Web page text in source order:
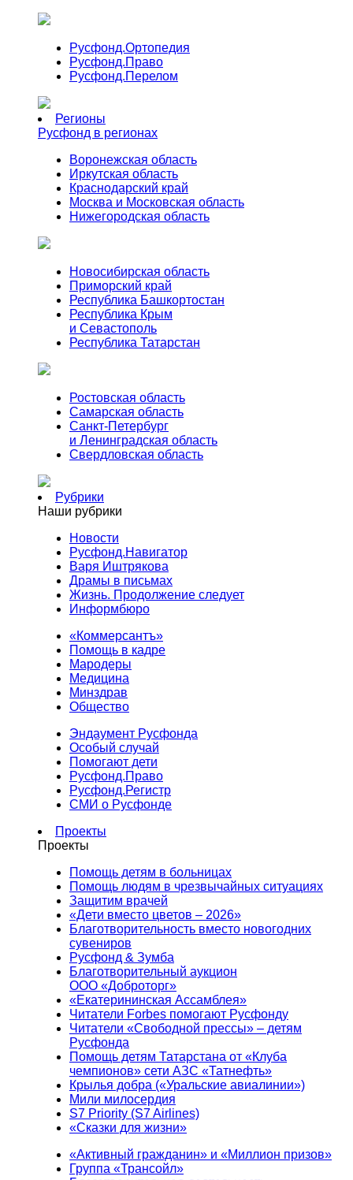
Русфонд.Ортопедия
Русфонд.Право
Русфонд.Перелом
Регионы
Русфонд в регионах
Воронежская область
Иркутская область
Краснодарский край
Москва и Московская область
Нижегородская область
Новосибирская область
Приморский край
Республика Башкортостан
Республика Крым
и Севастополь
Республика Татарстан
Ростовская область
Самарская область
Санкт-Петербург
и Ленинградская область
Свердловская область
Рубрики
Наши рубрики
Новости
Русфонд.Навигатор
Варя Иштрякова
Драмы в письмах
Жизнь. Продолжение следует
Информбюро
«Коммерсантъ»
Помощь в кадре
Мародеры
Медицина
Минздрав
Общество
Эндаумент Русфонда
Особый случай
Помогают дети
Русфонд.Право
Русфонд.Регистр
СМИ о Русфонде
Проекты
Проекты
Помощь детям в больницах
Помощь людям в чрезвычайных ситуациях
Защитим врачей
«Дети вместо цветов – 2026»
Благотворительность вместо новогодних
сувениров
Русфонд & Зумба
Благотворительный аукцион
ООО «Доброторг»
«Екатерининская Ассамблея»
Читатели Forbes помогают Русфонду
Читатели «Свободной прессы» – детям
Русфонда
Помощь детям Татарстана от «Клуба
чемпионов» сети АЗС «Татнефть»
Крылья добра («Уральские авиалинии»)
Мили милосердия
S7 Priority (S7 Airlines)
«Сказки для жизни»
«Активный гражданин» и «Миллион призов»
Группа «Трансойл»